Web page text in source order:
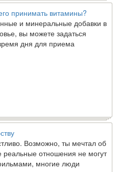
принимать витамины?
и минеральные добавки в
вы можете задаться
дня для приема
Возможно, ты мечтал об
реальные отношения не могут
многие люди